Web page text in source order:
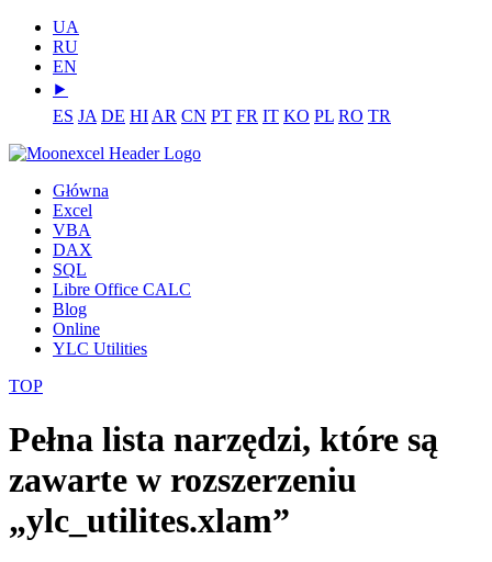
UA
RU
EN
⯈
ES JA DE HI AR CN PT FR IT KO PL RO TR
Główna
Excel
VBA
DAX
SQL
Libre Office CALC
Blog
Online
YLC Utilities
TOP
Pełna lista narzędzi, które są
zawarte w rozszerzeniu
„ylc_utilites.xlam”